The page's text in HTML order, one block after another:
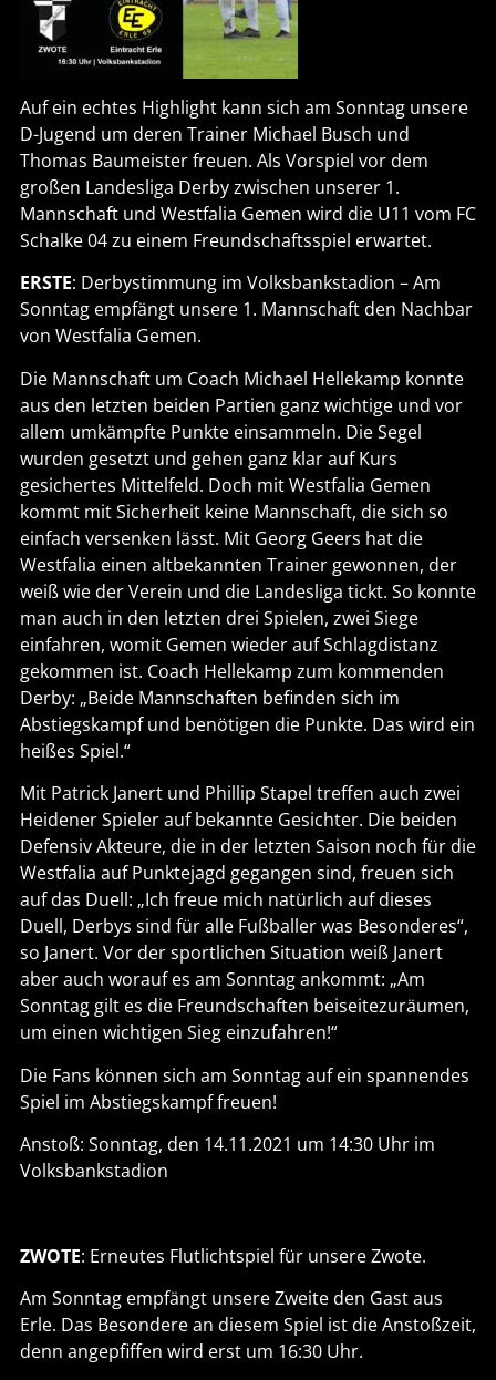
Auf ein echtes Highlight kann sich am Sonntag unsere
D-Jugend um deren Trainer Michael Busch und
Thomas Baumeister freuen. Als Vorspiel vor dem
großen Landesliga Derby zwischen unserer 1.
Mannschaft und Westfalia Gemen wird die U11 vom FC
Schalke 04 zu einem Freundschaftsspiel erwartet.
ERSTE: Derbystimmung im Volksbankstadion – Am
Sonntag empfängt unsere 1. Mannschaft den Nachbar
von Westfalia Gemen.
Die Mannschaft um Coach Michael Hellekamp konnte
aus den letzten beiden Partien ganz wichtige und vor
allem umkämpfte Punkte einsammeln. Die Segel
wurden gesetzt und gehen ganz klar auf Kurs
gesichertes Mittelfeld. Doch mit Westfalia Gemen
kommt mit Sicherheit keine Mannschaft, die sich so
einfach versenken lässt. Mit Georg Geers hat die
Westfalia einen altbekannten Trainer gewonnen, der
weiß wie der Verein und die Landesliga tickt. So konnte
man auch in den letzten drei Spielen, zwei Siege
einfahren, womit Gemen wieder auf Schlagdistanz
gekommen ist. Coach Hellekamp zum kommenden
Derby: „Beide Mannschaften befinden sich im
Abstiegskampf und benötigen die Punkte. Das wird ein
heißes Spiel.“
Mit Patrick Janert und Phillip Stapel treffen auch zwei
Heidener Spieler auf bekannte Gesichter. Die beiden
Defensiv Akteure, die in der letzten Saison noch für die
Westfalia auf Punktejagd gegangen sind, freuen sich
auf das Duell: „Ich freue mich natürlich auf dieses
Duell, Derbys sind für alle Fußballer was Besonderes“,
so Janert. Vor der sportlichen Situation weiß Janert
aber auch worauf es am Sonntag ankommt: „Am
Sonntag gilt es die Freundschaften beiseitezuräumen,
um einen wichtigen Sieg einzufahren!“
Die Fans können sich am Sonntag auf ein spannendes
Spiel im Abstiegskampf freuen!
Anstoß: Sonntag, den 14.11.2021 um 14:30 Uhr im
Volksbankstadion
ZWOTE: Erneutes Flutlichtspiel für unsere Zwote.
Am Sonntag empfängt unsere Zweite den Gast aus
Erle. Das Besondere an diesem Spiel ist die Anstoßzeit,
denn angepfiffen wird erst um 16:30 Uhr.